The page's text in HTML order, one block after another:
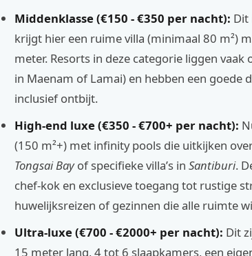
Middenklasse (€150 - €350 per nacht): Dit
krijgt hier een ruime villa (minimaal 80 m²)
meter. Resorts in deze categorie liggen
in Maenam of Lamai) en hebben een goede
inclusief ontbijt.
High-end luxe (€350 - €700+ per nacht):
(150 m²+) met infinity pools die uitkijken
Tongsai Bayof specifieke villa’s in Santiburi.
chef-kok en exclusieve toegang tot rustige
huwelijksreizen of gezinnen die alle ruimte
Ultra-luxe (€700 - €2000+ per nacht): Dit
15 meter lang, 4 tot 6 slaapkamers, een